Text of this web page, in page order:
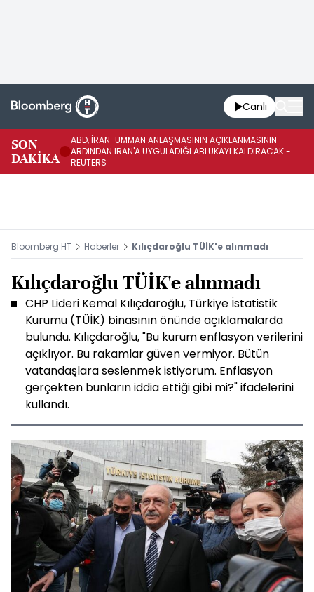
Canlı
SON
DAKİKA
ABD, İRAN-UMMAN ANLAŞMASININ AÇIKLANMASININ
ARDINDAN İRAN'A UYGULADIĞI ABLUKAYI KALDIRACAK -
REUTERS
Bloomberg HT Haberler Kılıçdaroğlu TÜİK'e alınmadı
Kılıçdaroğlu TÜİK'e alınmadı
CHP Lideri Kemal Kılıçdaroğlu, Türkiye İstatistik
Kurumu (TÜİK) binasının önünde açıklamalarda
bulundu. Kılıçdaroğlu, "Bu kurum enflasyon verilerini
açıklıyor. Bu rakamlar güven vermiyor. Bütün
vatandaşlara seslenmek istiyorum. Enflasyon
gerçekten bunların iddia ettiği gibi mi?" ifadelerini
kullandı.